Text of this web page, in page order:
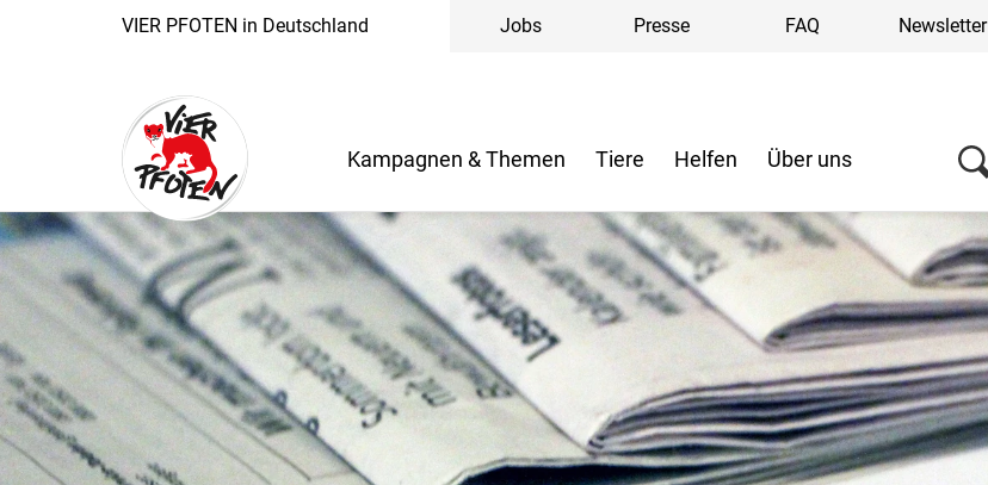
VIER PFOTEN in Deutschland Jobs Presse FAQ Newsletter
Kampagnen & Themen Tiere Helfen Über uns